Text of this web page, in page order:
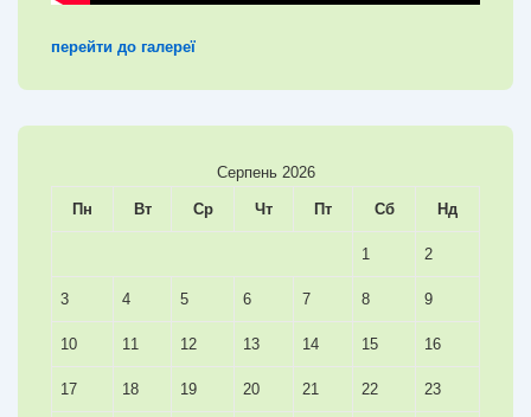
перейти до галереї
Серпень 2026
Пн Вт Ср Чт Пт Сб Нд
1 2
3 4 5 6 7 8 9
10 11 12 13 14 15 16
17 18 19 20 21 22 23